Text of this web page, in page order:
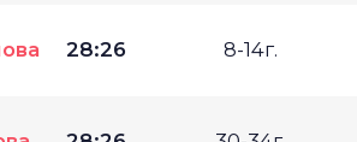
28:26 8-14г.